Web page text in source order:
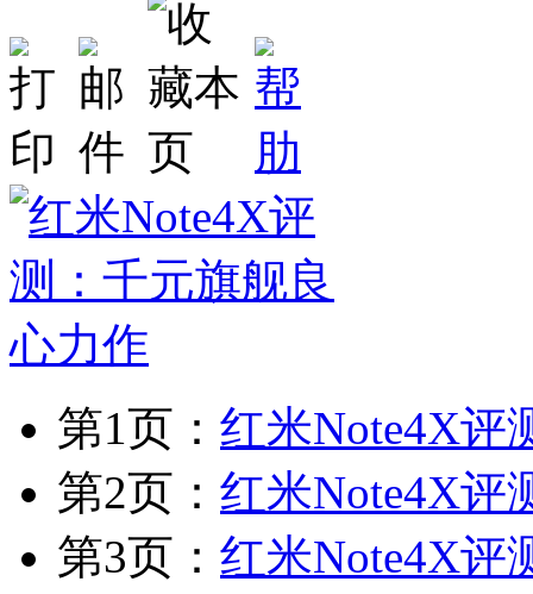
第1页： 红米Note4X
第2页： 红米Note4X
第3页： 红米Note4X